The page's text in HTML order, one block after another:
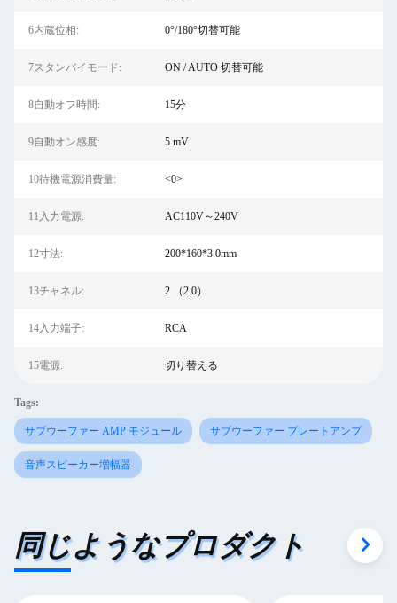
6内蔵位相: 0°/180°切替可能
7スタンバイモード: ON / AUTO 切替可能
8自動オフ時間: 15分
9自動オン感度: 5 mV
10待機電源消費量: <0>
11入力電源: AC110V～240V
12寸法: 200*160*3.0mm
13チャネル: 2 （2.0）
14入力端子: RCA
15電源: 切り替える
Tags:
サブウーファー AMP モジュール サブウーファー プレートアンプ
音声スピーカー増幅器
同じようなプロダクト